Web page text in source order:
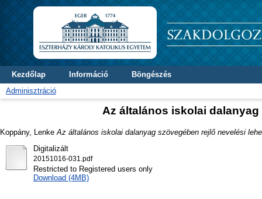
Kezdőlap Információ
Böngészés
Adminisztráció
Az általános iskolai
Koppány, Lenke Az általános iskolai dalanyag szövegében rejlő nevelési
Digitalizált
20151016-031.pdf
Restricted to Registered users only
Download (4MB)